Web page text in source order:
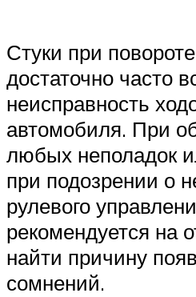
Стуки при
достаточно часто
неисправность
автомобиля. При
любых неполадок
при подозрении о
рулевого
рекомендуется на
найти причину
сомнений.